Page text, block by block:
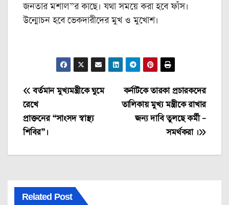
জনতার মশাল”র কাছে। যথা সময়ে করা হবে ফাঁস।
উন্মোচন হবে ভেকদারীদের মুখ ও মুখোশ।
Post
navigation
কর্নাটকে তারকা প্রচারকদের
তালিকায় মুখ্য মন্ত্রীকে রাখার
জন্য দাবি তুলছে কর্মী –
সমর্থকরা ।
বর্তমান মুখ্যমন্ত্রীকে ঘুমে
রেখে
প্রাক্তনের “সাংসদ স্বাস্থ্য
শিবির”।
Related Post